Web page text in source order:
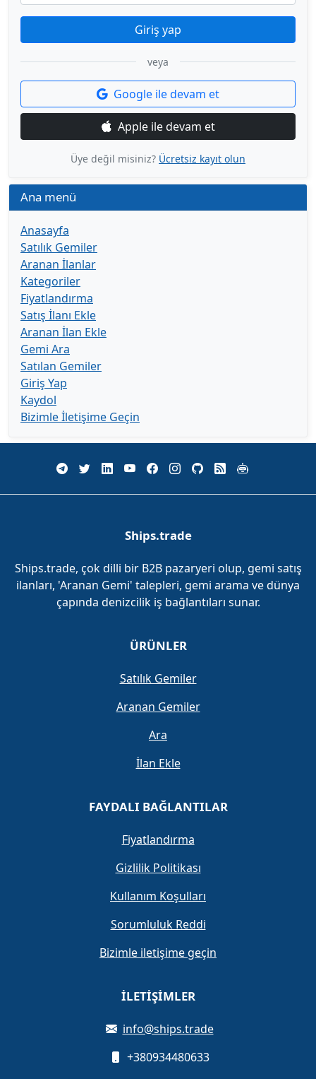
Giriş yap
veya
Google ile devam et
Apple ile devam et
Üye değil misiniz? Ücretsiz kayıt olun
Ana menü
Anasayfa
Satılık Gemiler
Aranan İlanlar
Kategoriler
Fiyatlandırma
Satış İlanı Ekle
Aranan İlan Ekle
Gemi Ara
Satılan Gemiler
Giriş Yap
Kaydol
Bizimle İletişime Geçin
Ships.trade
Ships.trade, çok dilli bir B2B pazaryeri olup, gemi satış
ilanları, 'Aranan Gemi' talepleri, gemi arama ve dünya
çapında denizcilik iş bağlantıları sunar.
ÜRÜNLER
Satılık Gemiler
Aranan Gemiler
Ara
İlan Ekle
FAYDALI BAĞLANTILAR
Fiyatlandırma
Gizlilik Politikası
Kullanım Koşulları
Sorumluluk Reddi
Bizimle iletişime geçin
İLETIŞIMLER
info@ships.trade
+380934480633